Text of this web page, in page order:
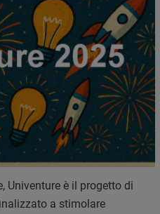
Univenture è il progetto di
a stimolare